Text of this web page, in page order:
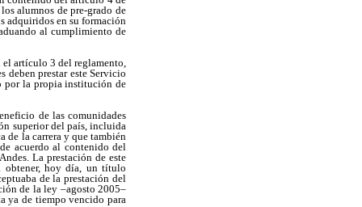
alumnos de pre-grado de
adquiridos en su formación
al cumplimiento de
el artículo 3 del reglamento,
deben prestar este Servicio
por la propia institución de
de las comunidades
superior del país, incluida
de la carrera y que también
acuerdo al contenido del
La prestación de este
obtener, hoy día, un título
de la prestación del
de la ley –agosto 2005–
ya de tiempo vencido para